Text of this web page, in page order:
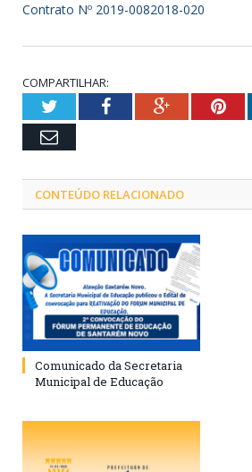
Contrato Nº 2019-0082018-020
COMPARTILHAR:
TwitterFacebookGoogle+
Email
CONTEÚDO RELACIONADO
Comunicado da Secretaria
Municipal de Educação